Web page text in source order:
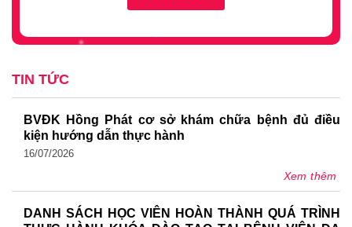
TIN TỨC
BVĐK Hồng Phát cơ sở khám chữa bệnh đủ điều
kiện hướng dẫn thực hành
16/07/2026
Xem thêm
DANH SÁCH HỌC VIÊN HOÀN THÀNH QUÁ TRÌNH